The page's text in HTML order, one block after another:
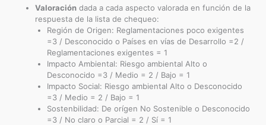
Valoración dada a cada aspecto valorada en función de la
respuesta de la lista de chequeo:
Región de Origen: Reglamentaciones poco exigentes
=3 / Desconocido o Países en vías de Desarrollo =2 /
Reglamentaciones exigentes = 1
Impacto Ambiental: Riesgo ambiental Alto o
Desconocido =3 / Medio = 2 / Bajo = 1
Impacto Social: Riesgo ambiental Alto o Desconocido
=3 / Medio = 2 / Bajo = 1
Sostenbilidad: De orígen No Sostenible o Desconocido
=3 / No claro o Parcial = 2 / Sí = 1